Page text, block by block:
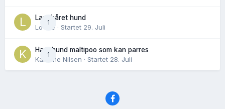
1
Langhåret hund
Lovise · Startet 29. Juli
1
Hannhund maltipoo som kan parres
Karoline Nilsen · Startet 28. Juli